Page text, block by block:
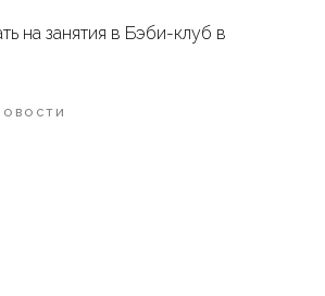
на занятия в Бэби-клуб в